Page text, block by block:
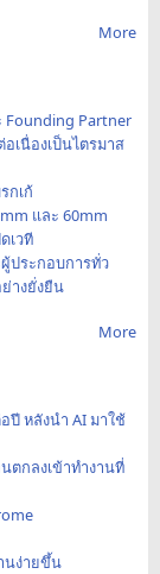
More
Founding Partner
เนื่องเป็นไตรมาส
กเก้
และ 60mm
เวที
ประกอบการทั่ว
างยั่งยืน
More
ปี หลังนำ AI มาใช้
ตกลงเข้าทำงานที่
นง่ายขึ้น